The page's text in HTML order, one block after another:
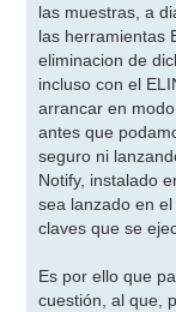
las muestras, a
las herramientas
eliminacion de
incluso con el
arrancar en
antes que
seguro ni
Notify, instalado
sea lanzado en
claves que se
Es por ello que
cuestión, al que,